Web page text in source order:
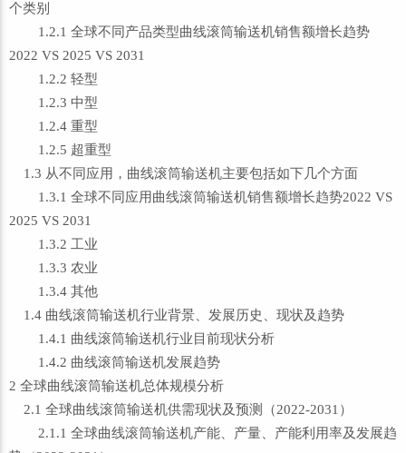
个类别
1.2.1 全球不同产品类型曲线滚筒输送机销售额增长趋势
2022 VS 2025 VS 2031
1.2.2 轻型
1.2.3 中型
1.2.4 重型
1.2.5 超重型
1.3 从不同应用，曲线滚筒输送机主要包括如下几个方面
1.3.1 全球不同应用曲线滚筒输送机销售额增长趋势2022 VS
2025 VS 2031
1.3.2 工业
1.3.3 农业
1.3.4 其他
1.4 曲线滚筒输送机行业背景、发展历史、现状及趋势
1.4.1 曲线滚筒输送机行业目前现状分析
1.4.2 曲线滚筒输送机发展趋势
2 全球曲线滚筒输送机总体规模分析
2.1 全球曲线滚筒输送机供需现状及预测（2022-2031）
2.1.1 全球曲线滚筒输送机产能、产量、产能利用率及发展趋